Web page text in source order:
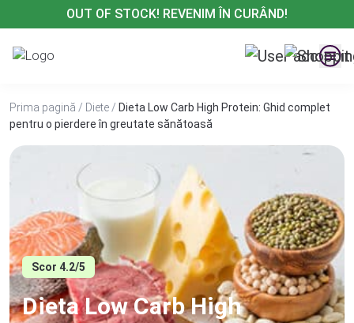
la
conținut
OUT OF STOCK! REVENIM ÎN CURÂND!
Prima pagină / Diete / Dieta Low Carb High Protein: Ghid complet
pentru o pierdere în greutate sănătoasă
Scor 4.2/5
Dieta Low Carb High